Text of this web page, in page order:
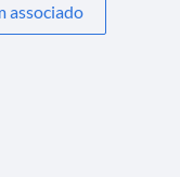
associado